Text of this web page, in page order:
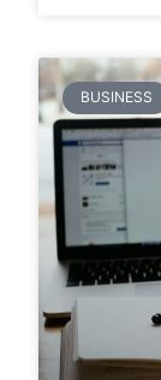
BUSINESS